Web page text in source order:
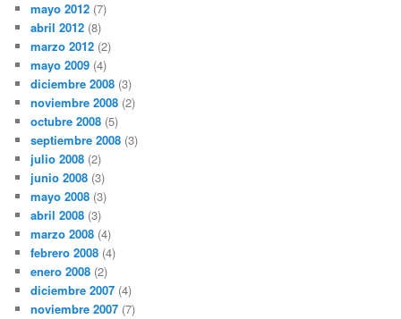
mayo 2012 (7)
abril 2012 (8)
marzo 2012 (2)
mayo 2009 (4)
diciembre 2008 (3)
noviembre 2008 (2)
octubre 2008 (5)
septiembre 2008 (3)
julio 2008 (2)
junio 2008 (3)
mayo 2008 (3)
abril 2008 (3)
marzo 2008 (4)
febrero 2008 (4)
enero 2008 (2)
diciembre 2007 (4)
noviembre 2007 (7)